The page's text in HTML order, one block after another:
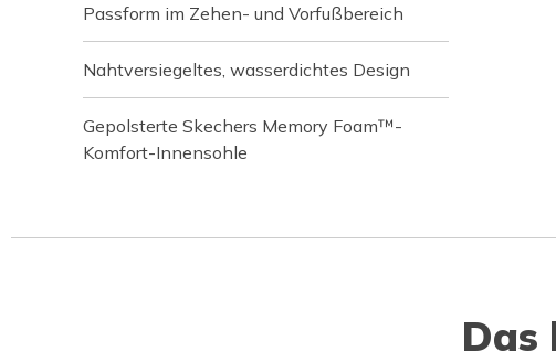
Passform im Zehen- und Vorfußbereich
Nahtversiegeltes, wasserdichtes Design
Gepolsterte Skechers Memory Foam™-
Komfort-Innensohle
Das